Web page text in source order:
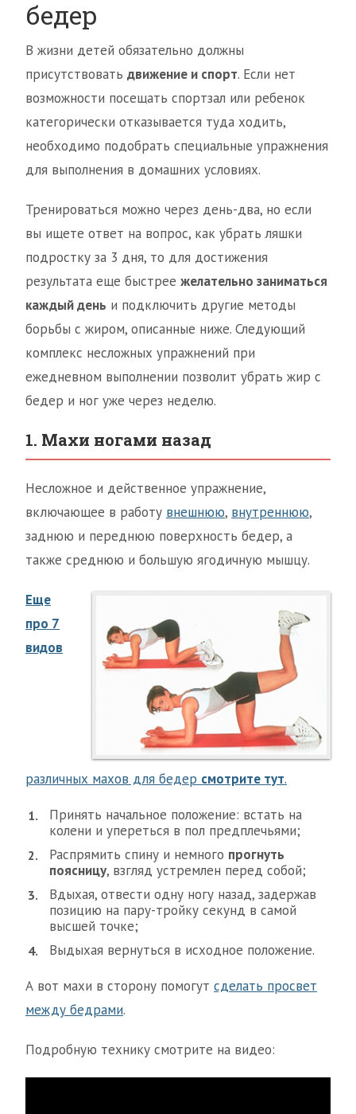
бедер
В жизни детей обязательно должны
присутствовать движение и спорт. Если нет
возможности посещать спортзал или ребенок
категорически отказывается туда ходить,
необходимо подобрать специальные упражнения
для выполнения в домашних условиях.
Тренироваться можно через день-два, но если
вы ищете ответ на вопрос, как убрать ляшки
подростку за 3 дня, то для достижения
результата еще быстрее желательно заниматься
каждый день и подключить другие методы
борьбы с жиром, описанные ниже. Следующий
комплекс несложных упражнений при
ежедневном выполнении позволит убрать жир с
бедер и ног уже через неделю.
1. Махи ногами назад
Несложное и действенное упражнение,
включающее в работу внешнюю, внутреннюю,
заднюю и переднюю поверхность бедер, а
также среднюю и большую ягодичную мышцу.
Еще
про 7
видов
различных махов для бедер смотрите тут.
Принять начальное положение: встать на
колени и упереться в пол предплечьями;
Распрямить спину и немного прогнуть
поясницу, взгляд устремлен перед собой;
Вдыхая, отвести одну ногу назад, задержав
позицию на пару-тройку секунд в самой
высшей точке;
Выдыхая вернуться в исходное положение.
А вот махи в сторону помогут сделать просвет
между бедрами.
Подробную технику смотрите на видео: